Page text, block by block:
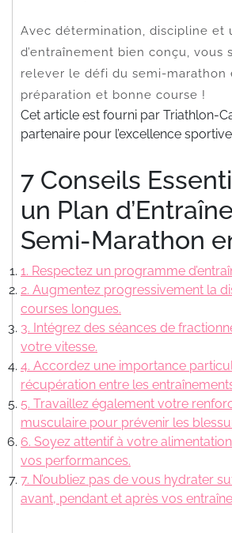
Avec détermination, discipline et
d’entraînement bien conçu, vous
relever le défi du semi-marathon
préparation et bonne course !
Cet article est fourni par Triathlon-
partenaire pour l’excellence
7 Conseils
un Plan
Semi-Marathon
1. Respectez un programme
2. Augmentez progressivement la
courses longues.
3. Intégrez des séances de
votre vitesse.
4. Accordez une importance
récupération entre les
5. Travaillez également votre
musculaire pour prévenir les
6. Soyez attentif à votre
vos performances.
7. N’oubliez pas de vous hydrater
avant, pendant et après vos